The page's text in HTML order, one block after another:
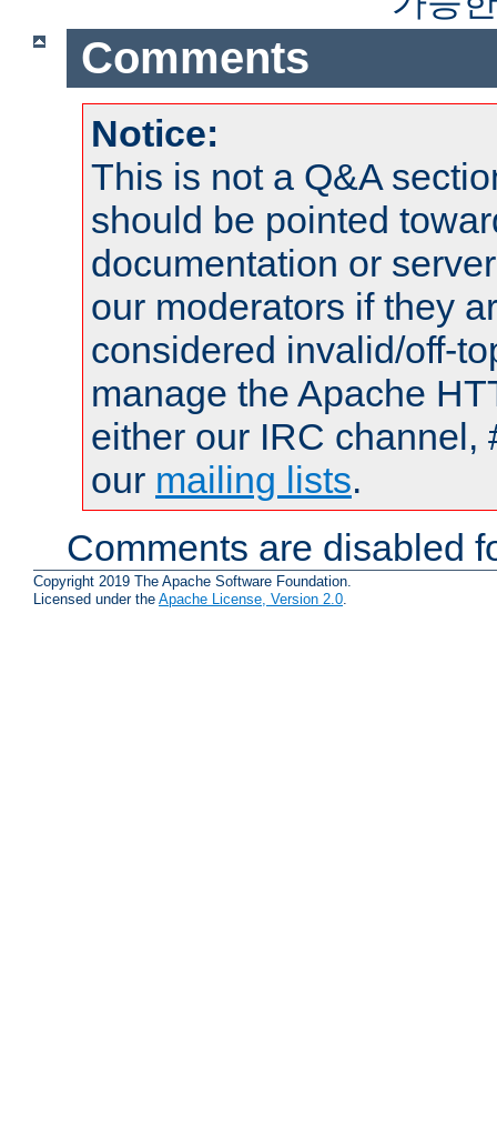
Comments
Notice:
This is not a Q&A
should be pointed
documentation or
our moderators if they
considered invalid/off-
manage the Apache
either our IRC channel,
our mailing lists.
Comments are disabled
Copyright 2019 The Apache Software Foundation.
Licensed under the Apache License, Version 2.0.